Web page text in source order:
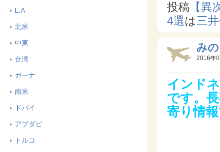
L.A
北米
中東
台湾
ガーナ
南米
ドバイ
アブダビ
トルコ
投稿 【
4選は三
み
2016年
インド
です。
寄り情